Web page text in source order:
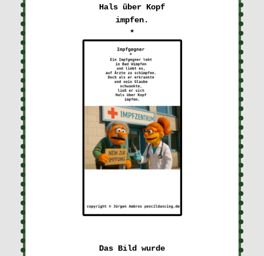
Hals über Kopf
impfen.
Das Bild wurde